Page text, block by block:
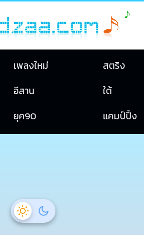
เพลงใหม่
สตริง
อีสาน
ใต้
ยุค90 แคมป์ปิ้ง